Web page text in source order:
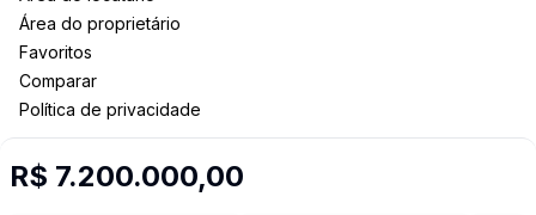
R$ 7.200.000,00
Área do proprietário
Favoritos
Comparar
Política de privacidade